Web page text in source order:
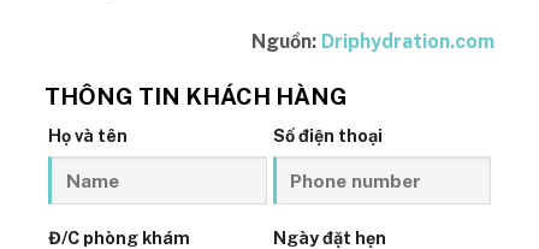
Nguồn: Driphydration.com
THÔNG TIN KHÁCH HÀNG
Họ và tên Số điện thoại
Đ/C phòng khám Ngày đặt hẹn